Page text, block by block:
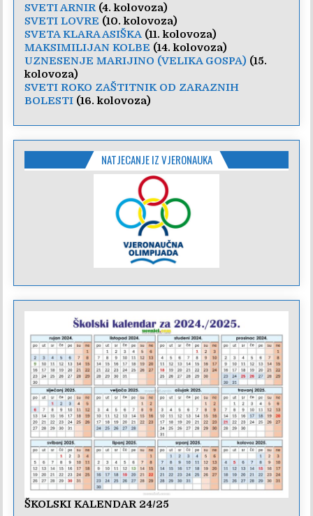
SVETI ARNIR(4. kolovoza)
SVETI LOVRE (10. kolovoza)
SVETA KLARA ASIŠKA (11. kolovoza)
MAKSIMILIJAN KOLBE (14. kolovoza)
UZNESENJE MARIJINO (VELIKA GOSPA) (15.
kolovoza)
SVETI ROKO ZAŠTITNIK OD ZARAZNIH
BOLESTI (16. kolovoza)
NATJECANJE IZ VJERONAUKA
ŠKOLSKI KALENDAR 24/25